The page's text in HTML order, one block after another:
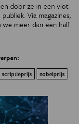
GESCHIEDENIS
AGENDA
door ze in een vlot
Via magazines,
we meer dan een half
scriptieprijs nobelprijs